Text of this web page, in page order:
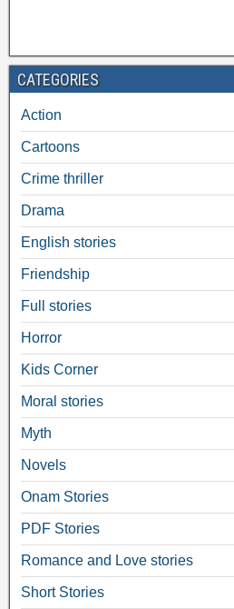
CATEGORIES
Action
Cartoons
Crime thriller
Drama
English stories
Friendship
Full stories
Horror
Kids Corner
Moral stories
Myth
Novels
Onam Stories
PDF Stories
Romance and Love stories
Short Stories